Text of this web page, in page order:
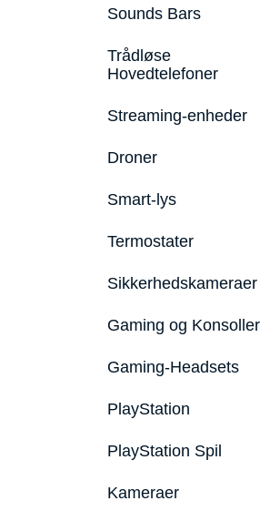
Sounds Bars
Trådløse
Hovedtelefoner
Streaming-enheder
Droner
Smart-lys
Termostater
Sikkerhedskameraer
Gaming og Konsoller
Gaming-Headsets
PlayStation
PlayStation Spil
Kameraer